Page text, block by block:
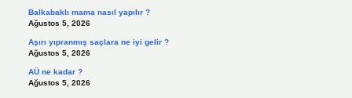
Balkabaklı mama nasıl yapılır ?
Ağustos 5, 2026
Aşırı yıpranmış saçlara ne iyi gelir ?
Ağustos 5, 2026
AÜ ne kadar ?
Ağustos 5, 2026